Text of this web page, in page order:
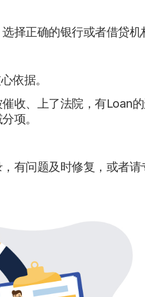
择正确的银行或者借贷机
依据。
收、上了法院，有Loan
项。
有问题及时修复，或者请